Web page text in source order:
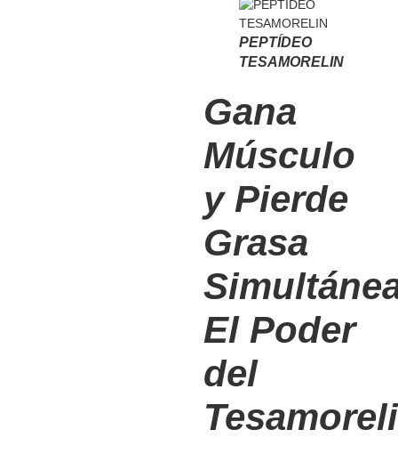
PEPTÍDEO
TESAMORELIN
Gana
Músculo
y Pierde
Grasa
El Poder
del